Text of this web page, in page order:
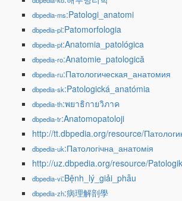
dbpedia-ms:Patologi_anatomi
dbpedia-pl:Patomorfologia
dbpedia-pt:Anatomia_patológica
dbpedia-ro:Anatomie_patologică
dbpedia-ru:Патологическая_анатомия
dbpedia-sk:Patologická_anatómia
dbpedia-th:พยาธิกายวิภาค
dbpedia-tr:Anatomopatoloji
http://tt.dbpedia.org/resource/
dbpedia-uk:Патологічна_анатомія
http://uz.dbpedia.org/resource/
dbpedia-vi:Bệnh_lý_giải_phẫu
dbpedia-zh:病理解剖學